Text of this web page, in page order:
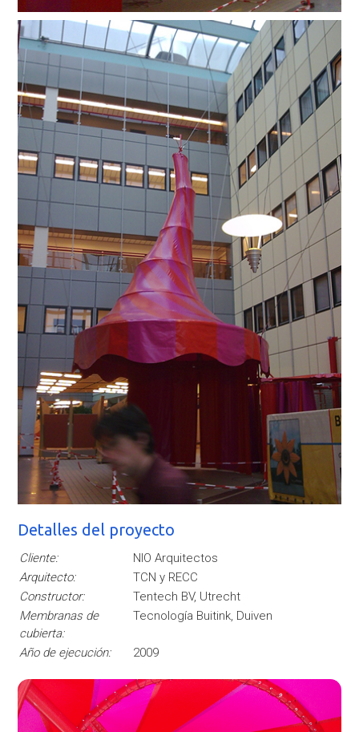
Detalles del proyecto
Cliente:
NIO Arquitectos
Arquitecto:
TCN y RECC
Constructor:
Tentech BV, Utrecht
Membranas de
cubierta:
Tecnología Buitink, Duiven
Año de ejecución: 2009